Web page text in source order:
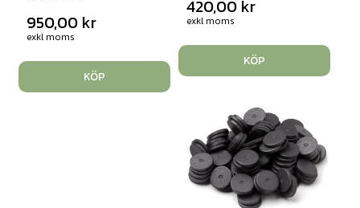
950,00 kr
exkl moms
KÖP
420,00 kr
exkl moms
KÖP